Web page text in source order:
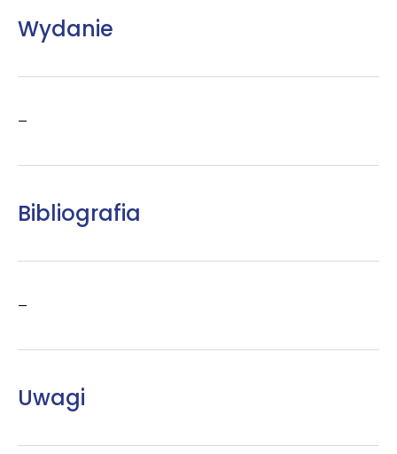
Wydanie
–
Bibliografia
–
Uwagi